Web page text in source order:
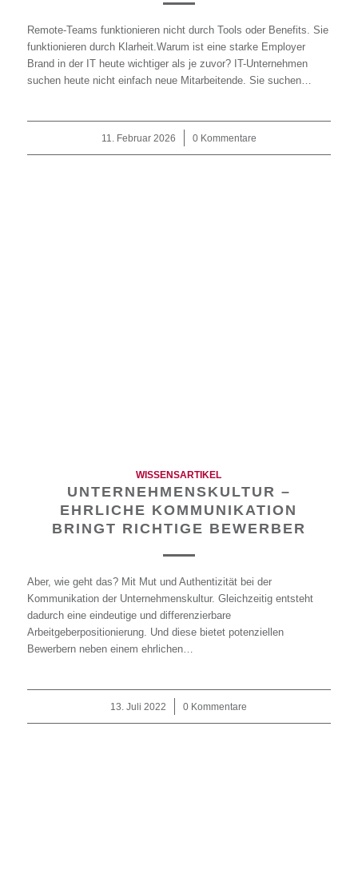
Remote-Teams funktionieren nicht durch Tools oder Benefits. Sie
funktionieren durch Klarheit.Warum ist eine starke Employer
Brand in der IT heute wichtiger als je zuvor? IT-Unternehmen
suchen heute nicht einfach neue Mitarbeitende. Sie suchen…
11. Februar 2026
/ 0 Kommentare
WISSENSARTIKEL
UNTERNEHMENSKULTUR –
EHRLICHE KOMMUNIKATION
BRINGT RICHTIGE BEWERBER
Aber, wie geht das? Mit Mut und Authentizität bei der
Kommunikation der Unternehmenskultur. Gleichzeitig entsteht
dadurch eine eindeutige und differenzierbare
Arbeitgeberpositionierung. Und diese bietet potenziellen
Bewerbern neben einem ehrlichen…
13. Juli 2022 0 Kommentare